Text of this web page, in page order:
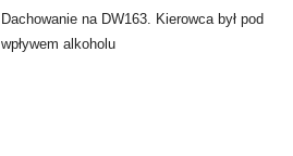
Dachowanie na DW163. Kierowca był pod
wpływem alkoholu